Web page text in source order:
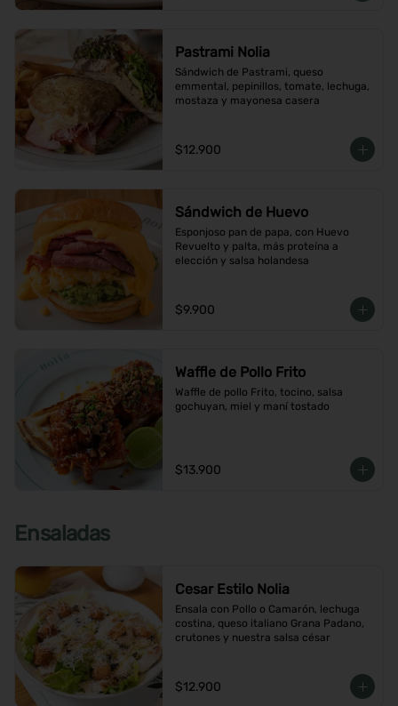
Pastrami Nolia
Sándwich de Pastrami, queso
emmental, pepinillos, tomate, lechuga,
mostaza y mayonesa casera
$12.900
Sándwich de Huevo
Esponjoso pan de papa, con Huevo
Revuelto y palta, más proteína a
elección y salsa holandesa
$9.900
Waffle de Pollo Frito
Waffle de pollo Frito, tocino, salsa
gochuyan, miel y maní tostado
$13.900
Ensaladas
Cesar Estilo Nolia
Ensala con Pollo o Camarón, lechuga
costina, queso italiano Grana Padano,
crutones y nuestra salsa césar
$12.900